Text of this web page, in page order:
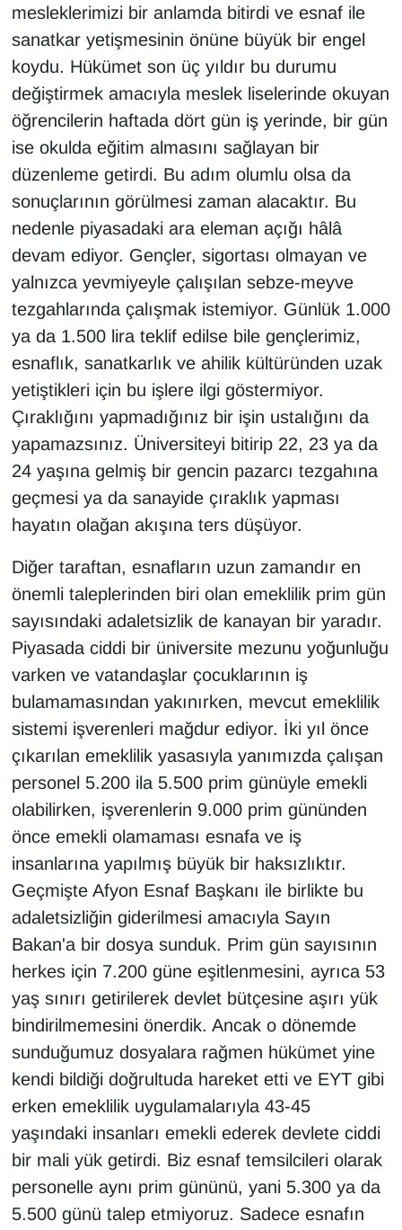
mesleklerimizi bir anlamda bitirdi ve esnaf ile
sanatkar yetişmesinin önüne büyük bir engel
koydu. Hükümet son üç yıldır bu durumu
değiştirmek amacıyla meslek liselerinde okuyan
öğrencilerin haftada dört gün iş yerinde, bir gün
ise okulda eğitim almasını sağlayan bir
düzenleme getirdi. Bu adım olumlu olsa da
sonuçlarının görülmesi zaman alacaktır. Bu
nedenle piyasadaki ara eleman açığı hâlâ
devam ediyor. Gençler, sigortası olmayan ve
yalnızca yevmiyeyle çalışılan sebze-meyve
tezgahlarında çalışmak istemiyor. Günlük 1.000
ya da 1.500 lira teklif edilse bile gençlerimiz,
esnaflık, sanatkarlık ve ahilik kültüründen uzak
yetiştikleri için bu işlere ilgi göstermiyor.
Çıraklığını yapmadığınız bir işin ustalığını da
yapamazsınız. Üniversiteyi bitirip 22, 23 ya da
24 yaşına gelmiş bir gencin pazarcı tezgahına
geçmesi ya da sanayide çıraklık yapması
hayatın olağan akışına ters düşüyor.
Diğer taraftan, esnafların uzun zamandır en
önemli taleplerinden biri olan emeklilik prim gün
sayısındaki adaletsizlik de kanayan bir yaradır.
Piyasada ciddi bir üniversite mezunu yoğunluğu
varken ve vatandaşlar çocuklarının iş
bulamamasından yakınırken, mevcut emeklilik
sistemi işverenleri mağdur ediyor. İki yıl önce
çıkarılan emeklilik yasasıyla yanımızda çalışan
personel 5.200 ila 5.500 prim günüyle emekli
olabilirken, işverenlerin 9.000 prim gününden
önce emekli olamaması esnafa ve iş
insanlarına yapılmış büyük bir haksızlıktır.
Geçmişte Afyon Esnaf Başkanı ile birlikte bu
adaletsizliğin giderilmesi amacıyla Sayın
Bakan'a bir dosya sunduk. Prim gün sayısının
herkes için 7.200 güne eşitlenmesini, ayrıca 53
yaş sınırı getirilerek devlet bütçesine aşırı yük
bindirilmemesini önerdik. Ancak o dönemde
sunduğumuz dosyalara rağmen hükümet yine
kendi bildiği doğrultuda hareket etti ve EYT gibi
erken emeklilik uygulamalarıyla 43-45
yaşındaki insanları emekli ederek devlete ciddi
bir mali yük getirdi. Biz esnaf temsilcileri olarak
personelle aynı prim gününü, yani 5.300 ya da
5.500 günü talep etmiyoruz. Sadece esnafın